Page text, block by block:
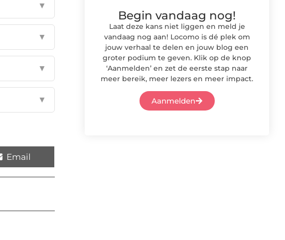
▼
▼
▼
▼
Email
Begin vandaag nog!
Laat deze kans niet liggen en meld je
vandaag nog aan! Locomo is dé plek om
jouw verhaal te delen en jouw blog een
groter podium te geven. Klik op de knop
‘Aanmelden’ en zet de eerste stap naar
meer bereik, meer lezers en meer impact.
Aanmelden